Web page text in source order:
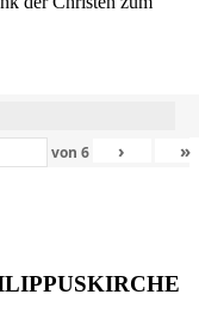
von 6 › »